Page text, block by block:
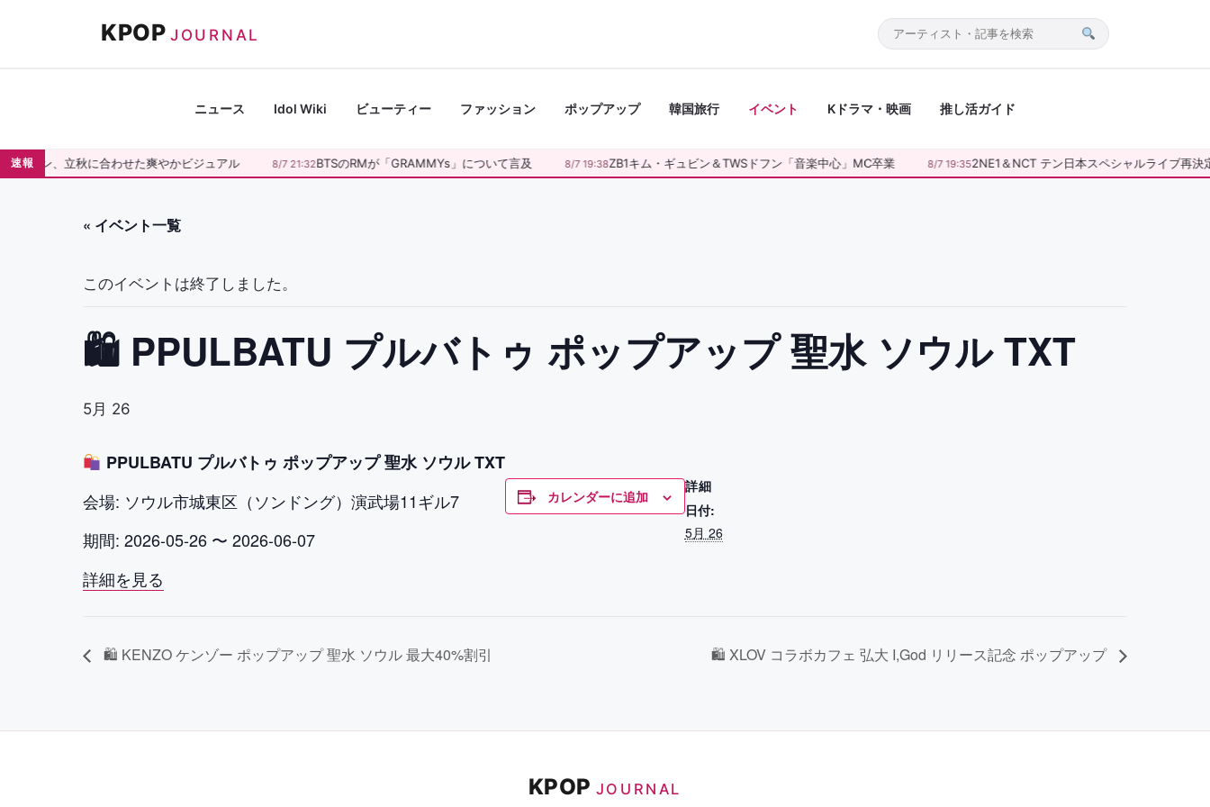
ス
キ
KPOP JOURNAL
サ
内
索
ニュース Idol Wiki ビューティー ファッション ポップアップ 韓国旅行 イベント Kドラマ・映画 推し活ガイド
速報
高ソヨン、立秋に合わせた爽やかビジュアル 8/7 21:32BTSのRMが「GRAMMYs」について言及 8/7 19:38ZB1キム・ギュビン＆TWSドフン「音楽中心」MC卒業 8/7 19:352NE1＆NCT テン日本スペシャルライブ再決定
« イベント一覧
このイベントは終了しました。
🛍 PPULBATU プルバトゥ ポップアップ 聖水 ソウル TXT
5月 26
PPULBATU プルバトゥ ポップアップ 聖水 ソウル TXT
会場: ソウル市城東区（ソンドング）演武場11ギル7
期間: 2026-05-26 〜 2026-06-07
詳細を見る
カレンダーに追加
詳細
日付:
5月 26
🛍 KENZO ケンゾー ポップアップ 聖水 ソウル 最大40%割引 🛍 XLOV コラボカフェ 弘大 I,God リリース記念 ポップアップ
KPOP JOURNAL